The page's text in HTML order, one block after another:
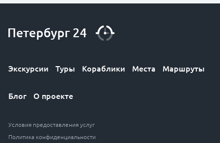
Экскурсии Туры Кораблики Места Маршруты
Блог О проекте
Условия предоставления услуг
Политика конфиденциальности